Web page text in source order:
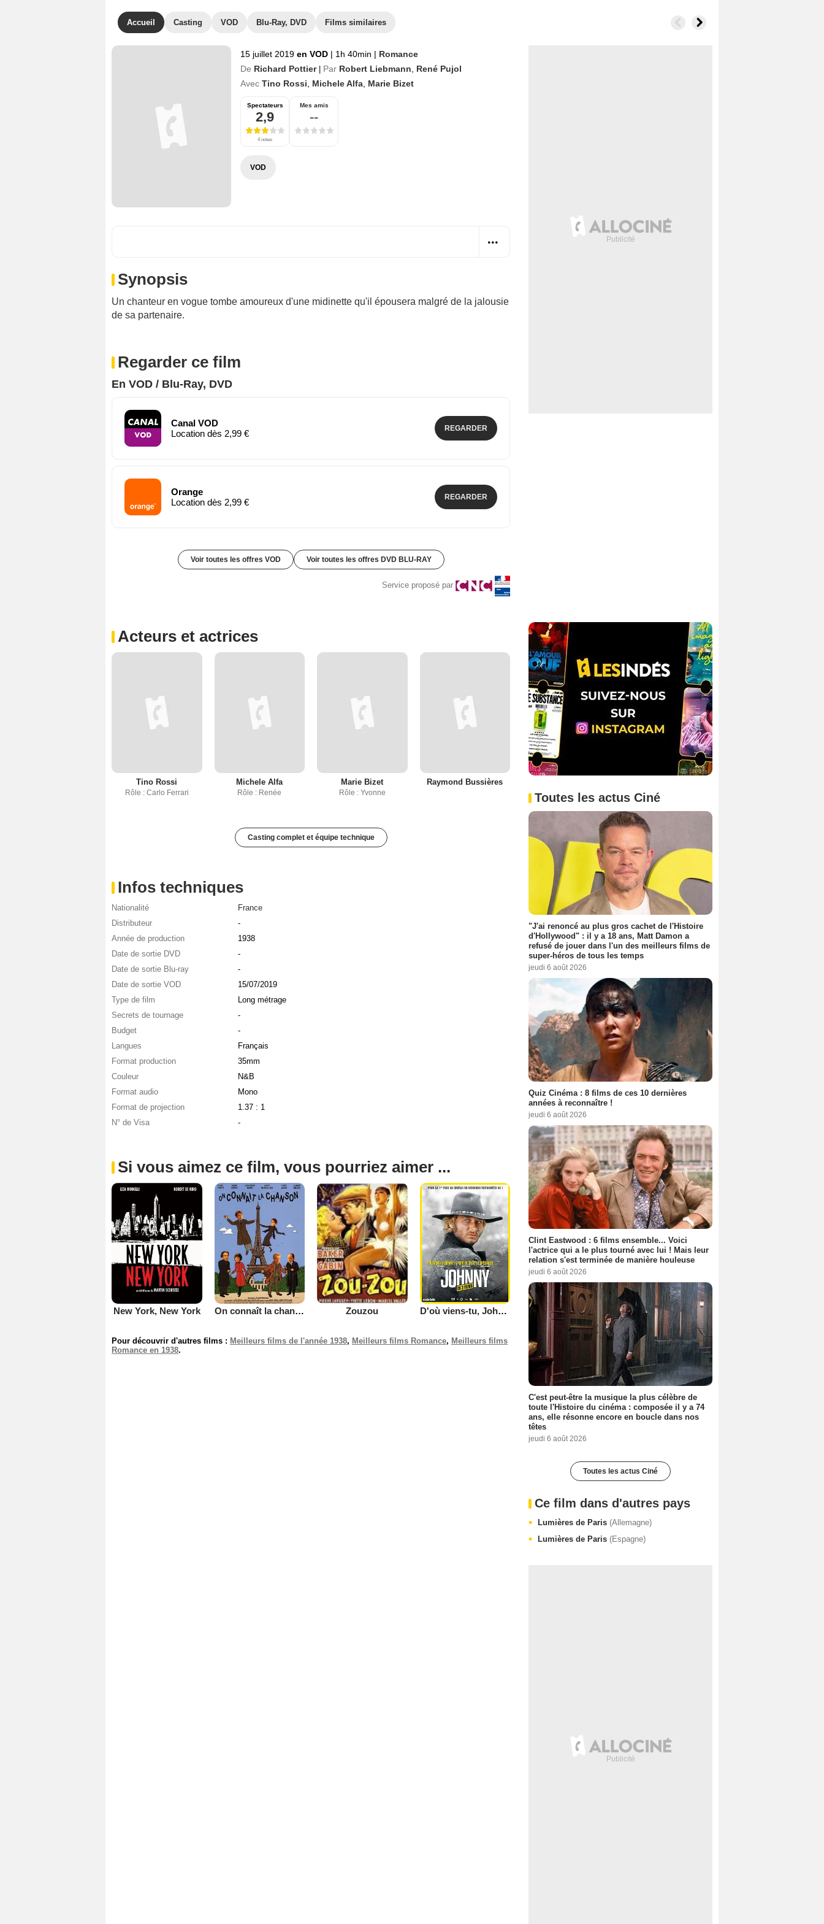
Accueil Casting VOD Blu-Ray, DVD Films similaires
15 juillet 2019 en VOD | 1h 40min | Romance
De Richard Pottier Par Robert Liebmann
René Pujol
Avec Tino Rossi Michele Alfa Marie Bizet
Spectateurs
2,9
4 notes
Mes amis
--
VOD
Synopsis
Un chanteur en vogue tombe amoureux d'une midinette qu'il épousera malgré de la jalousie
de sa partenaire.
Regarder ce film
En VOD / Blu-Ray, DVD
Canal VOD
Location dès 2,99 €
REGARDER
Orange
Location dès 2,99 €
REGARDER
Voir toutes les offres VOD Voir toutes les offres DVD BLU-RAY
Service proposé par
Acteurs et actrices
Tino Rossi
Rôle : Carlo Ferrari
Michele Alfa
Rôle : Renée
Marie Bizet
Rôle : Yvonne
Raymond Bussières
Casting complet et équipe technique
Infos techniques
Nationalité
France
Distributeur
-
Année de production
1938
Date de sortie DVD
-
Date de sortie Blu-ray
-
Date de sortie VOD
15/07/2019
Type de film
Long métrage
Secrets de tournage
-
Budget
-
Langues
Français
Format production
35mm
Couleur
N&B
Format audio
Mono
Format de projection
1.37 : 1
N° de Visa
-
Si vous aimez ce film, vous pourriez aimer ...
New York, New York On connaît la chanson Zouzou D'où viens-tu, Johnny?
Pour découvrir d'autres films : Meilleurs films de l'année 1938, Meilleurs films Romance, Meilleurs films
Romance en 1938.
Toutes les actus Ciné
"J'ai renoncé au plus gros cachet de l'Histoire
d'Hollywood" : il y a 18 ans, Matt Damon a
refusé de jouer dans l'un des meilleurs films de
super-héros de tous les temps
jeudi 6 août 2026
Quiz Cinéma : 8 films de ces 10 dernières
années à reconnaître !
jeudi 6 août 2026
Clint Eastwood : 6 films ensemble... Voici
l'actrice qui a le plus tourné avec lui ! Mais leur
relation s'est terminée de manière houleuse
jeudi 6 août 2026
C'est peut-être la musique la plus célèbre de
toute l'Histoire du cinéma : composée il y a 74
ans, elle résonne encore en boucle dans nos
têtes
jeudi 6 août 2026
Toutes les actus Ciné
Ce film dans d'autres pays
Lumières de Paris (Allemagne)
Lumières de Paris (Espagne)